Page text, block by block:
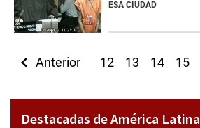
ESA CIUDAD
Anterior 12 13 14 15
Destacadas de América Latina